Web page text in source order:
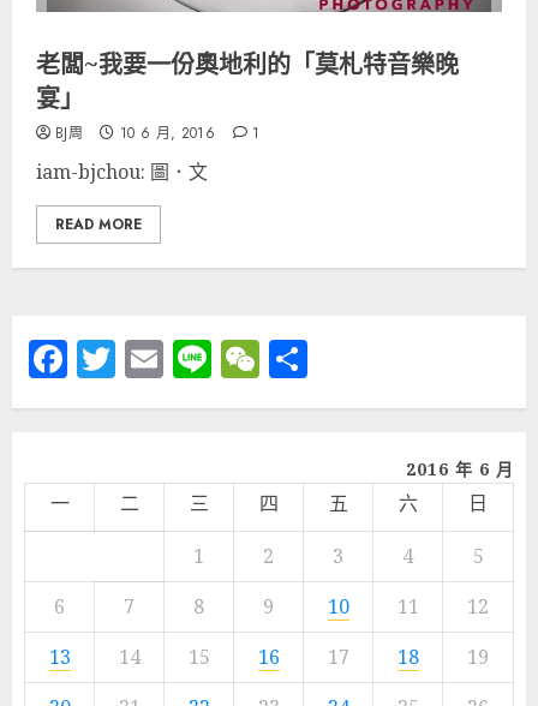
老闆~我要一份奧地利的「莫札特音樂晚
宴」
BJ周 10 6 月, 2016 1
iam-bjchou: 圖．文
READ MORE
Facebook
Twitter
Email
LineWeChat
享
2016 年 6 月
一 二 三 四 五 六
日
1
2 3 4
5
6
7 8 9 10 11
12
13
14 15 16 17 18
19